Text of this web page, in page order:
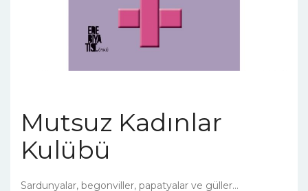
Mutsuz Kadınlar
Kulübü
Sardunyalar, begonviller, papatyalar ve güller…